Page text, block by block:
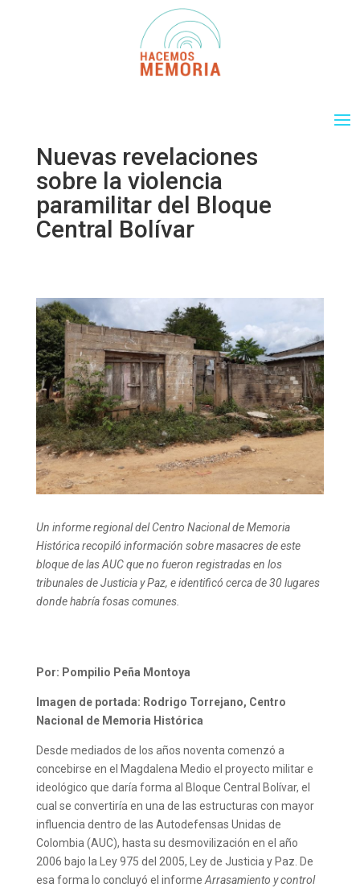
Nuevas revelaciones
sobre la violencia
paramilitar del Bloque
Central Bolívar
Un informe regional del Centro Nacional de Memoria
Histórica recopiló información sobre masacres de este
bloque de las AUC que no fueron registradas en los
tribunales de Justicia y Paz, e identificó cerca de 30 lugares
donde habría fosas comunes.
Por: Pompilio Peña Montoya
Imagen de portada: Rodrigo Torrejano, Centro
Nacional de Memoria Histórica
Desde mediados de los años noventa comenzó a
concebirse en el Magdalena Medio el proyecto militar e
ideológico que daría forma al Bloque Central Bolívar, el
cual se convertiría en una de las estructuras con mayor
influencia dentro de las Autodefensas Unidas de
Colombia (AUC), hasta su desmovilización en el año
2006 bajo la Ley 975 del 2005, Ley de Justicia y Paz. De
esa forma lo concluyó el informe Arrasamiento y control